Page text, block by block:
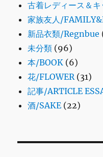
古着レディース＆
家族友人/
新品衣類/Regnbue
未分類 (96)
本/BOOK (6)
花/FLOWER (31)
記事/ARTICLE
酒/SAKE (22)